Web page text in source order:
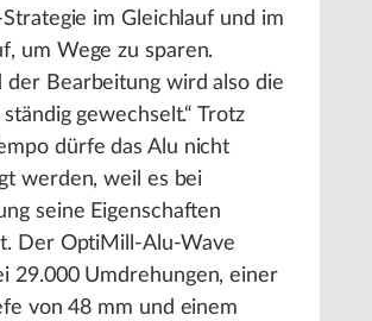
im Gleichlauf und im
um Wege zu sparen.
der Bearbeitung wird also die
gewechselt.“ Trotz
dürfe das Alu nicht
werden, weil es bei
seine Eigenschaften
Der OptiMill-Alu-Wave
29.000 Umdrehungen, einer
von 48 mm und einem